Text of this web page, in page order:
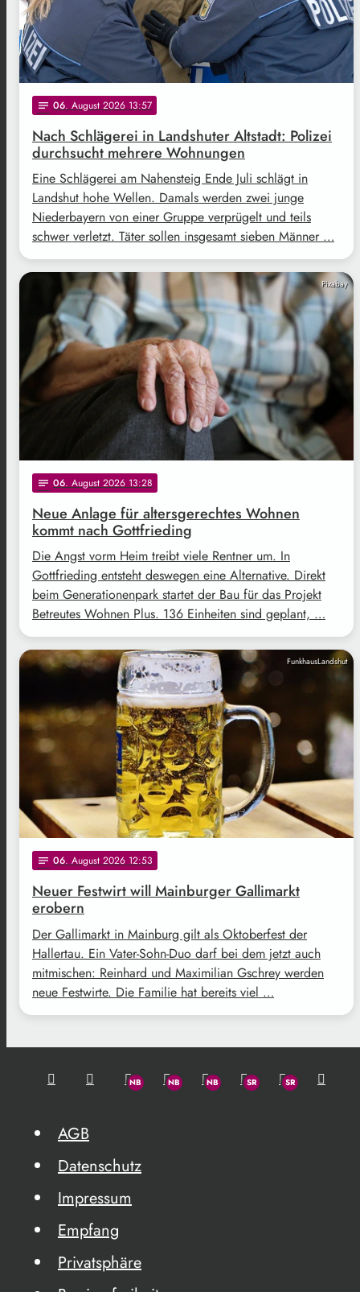
notes 06. August 2026 13:57
Nach Schlägerei in Landshuter Altstadt: Polizei
durchsucht mehrere Wohnungen
Eine Schlägerei am Nahensteig Ende Juli schlägt in
Landshut hohe Wellen. Damals werden zwei junge
Niederbayern von einer Gruppe verprügelt und teils
schwer verletzt. Täter sollen insgesamt sieben Männer …
Pixabay
notes 06. August 2026 13:28
Neue Anlage für altersgerechtes Wohnen
kommt nach Gottfrieding
Die Angst vorm Heim treibt viele Rentner um. In
Gottfrieding entsteht deswegen eine Alternative. Direkt
beim Generationenpark startet der Bau für das Projekt
Betreutes Wohnen Plus. 136 Einheiten sind geplant, …
FunkhausLandshut
notes 06. August 2026 12:53
Neuer Festwirt will Mainburger Gallimarkt
erobern
Der Gallimarkt in Mainburg gilt als Oktoberfest der
Hallertau. Ein Vater-Sohn-Duo darf bei dem jetzt auch
mitmischen: Reinhard und Maximilian Gschrey werden
neue Festwirte. Die Familie hat bereits viel …
AGB
Datenschutz
Impressum
Empfang
Privatsphäre